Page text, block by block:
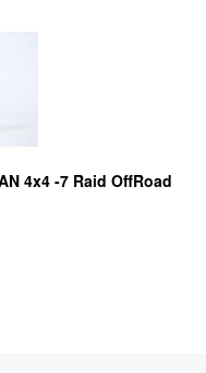
4x4 -7 Raid OffRoad